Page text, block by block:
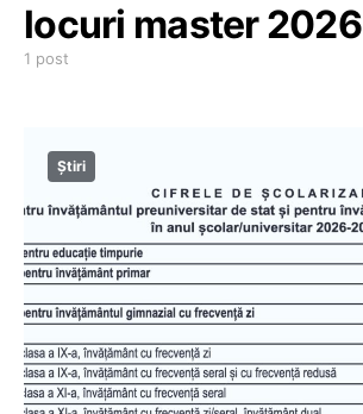
locuri master 2026
1 post
Știri